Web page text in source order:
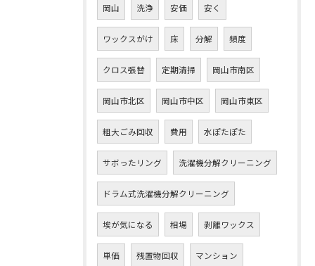
岡山 洗浄 安価 安く
ワックスがけ 床 分解 頻度
クロス張替 定期清掃 岡山市南区
岡山市北区 岡山市中区 岡山市東区
粗大ごみ回収 費用 水ぽたぽた
サボったリング 洗濯機分解クリーニング
ドラム式洗濯機分解クリーニング
埃が気になる 相場 剥離ワックス
単価 残置物回収 マンション